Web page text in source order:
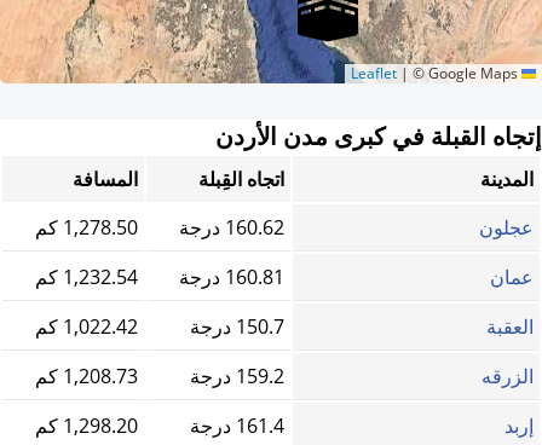
| © Google Maps
إتجاه القبلة في كبرى مدن الأردن
المدينة اتجاه القِبلة
المسافة
عجلون
160.62 درجة
1,278.50 كم
عمان
160.81 درجة
1,232.54 كم
العقبة
150.7 درجة
1,022.42 كم
الزرقه
159.2 درجة
1,208.73 كم
إربد
161.4 درجة
1,298.20 كم